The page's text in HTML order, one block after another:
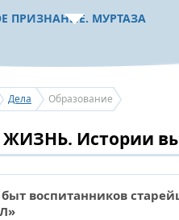
ПРИЗНАНИЕ. МУРТАЗА
ПЕРВОГО ПРЕЗИДЕНТА
ПРЕДСЕДАТЕЛЯ
Дела Образование
Истории
воспитанников